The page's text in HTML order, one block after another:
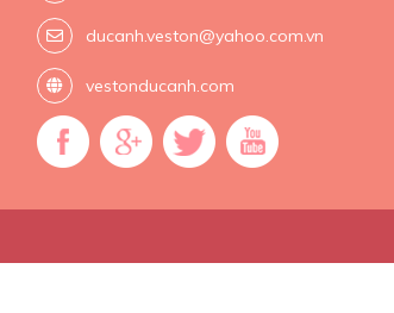
ducanh.veston@yahoo.com.vn
vestonducanh.com